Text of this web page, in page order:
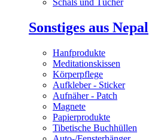
Schals und Tücher
Sonstiges aus Nepal
Hanfprodukte
Meditationskissen
Körperpflege
Aufkleber - Sticker
Aufnäher - Patch
Magnete
Papierprodukte
Tibetische Buchhüllen